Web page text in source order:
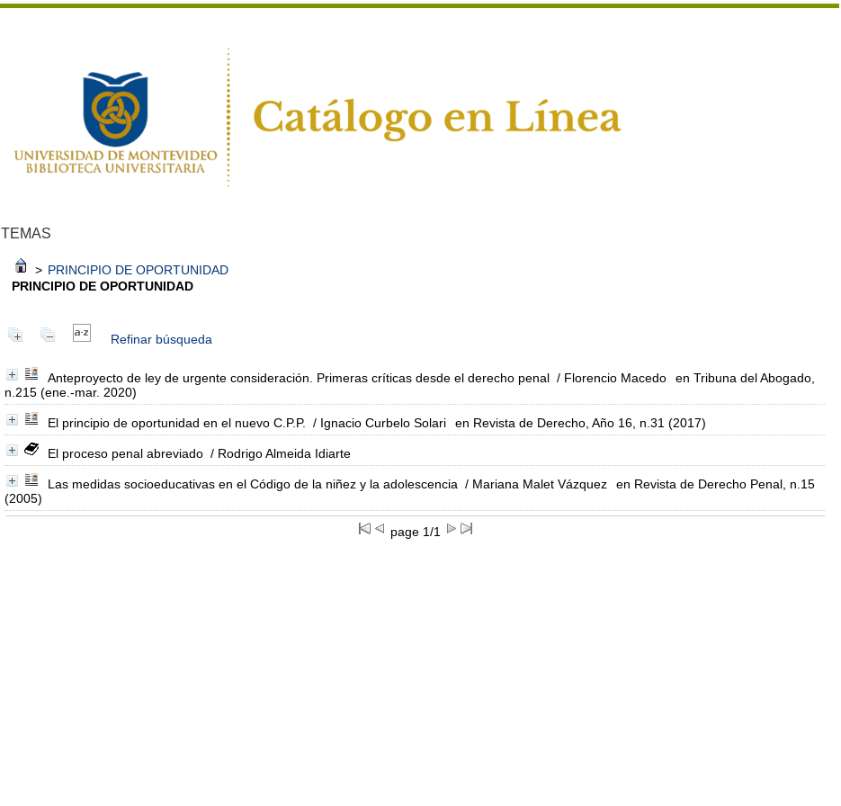
TEMAS
> PRINCIPIO DE OPORTUNIDAD
PRINCIPIO DE OPORTUNIDAD
Refinar búsqueda
Anteproyecto de ley de urgente consideración. Primeras críticas desde el derecho penal / Florencio Macedo
en Tribuna del Abogado,
n.215 (ene.-mar. 2020)
El principio de oportunidad en el nuevo C.P.P. / Ignacio Curbelo Solari en Revista de Derecho, Año 16, n.31 (2017)
El proceso penal abreviado / Rodrigo Almeida Idiarte
Las medidas socioeducativas en el Código de la niñez y la adolescencia / Mariana Malet Vázquez
en Revista de Derecho Penal, n.15
(2005)
page 1/1